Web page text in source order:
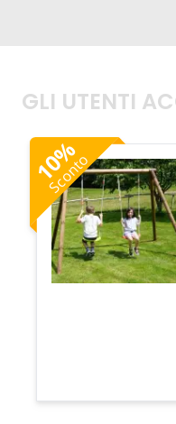
GLI UTENTI
10
%
Sconto